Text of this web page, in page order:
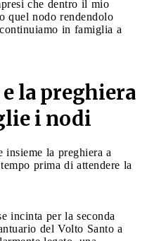
che dentro il mio
quel nodo rendendolo
in famiglia a
la preghiera
i nodi
la preghiera a
prima di attendere la
incinta per la seconda
del Volto Santo a